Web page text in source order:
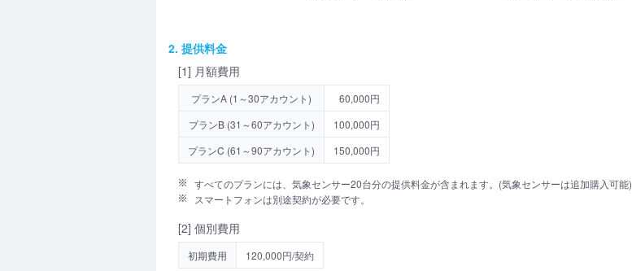
2. 提供料金
[1] 月額費用
プランA (1～30アカウント)
60,000円
プランB (31～60アカウント)
100,000円
プランC (61～90アカウント)
150,000円
すべてのプランには、気象センサー20台分の提供料金が含まれます。(気象センサーは追加購入可能)
スマートフォンは別途契約が必要です。
[2] 個別費用
初期費用 120,000円/契約